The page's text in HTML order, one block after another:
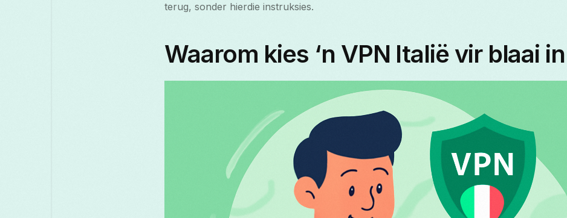
terug, sonder hierdie instruksies.
Waarom kies ‘n VPN Italië vir blaai